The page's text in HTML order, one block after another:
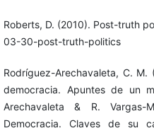
Roberts, D. (2010). Post-truth
03-30-post-truth-politics
Rodríguez-Arechavaleta, C.
democracia. Apuntes de un
Arechavaleta & R. Vargas-
Democracia. Claves de su